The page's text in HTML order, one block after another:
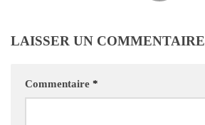
LAISSER UN COMMENTAIRE
Commentaire *